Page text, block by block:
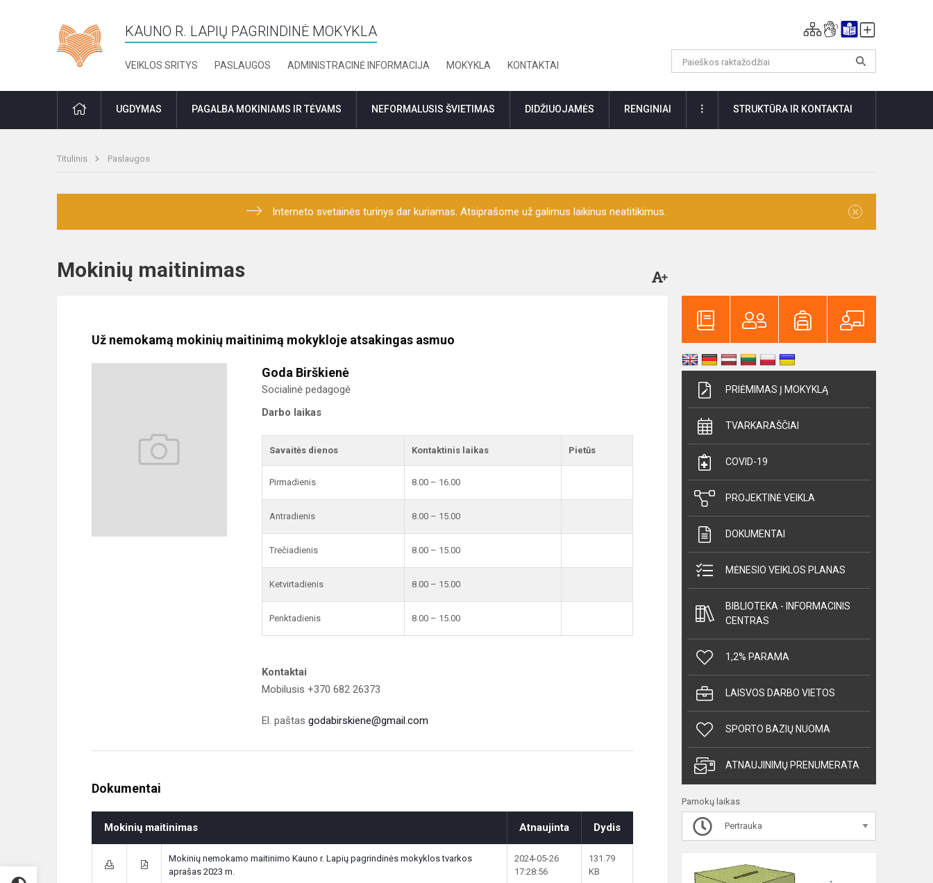
KAUNO R. LAPIŲ PAGRINDINĖ MOKYKLA
VEIKLOS SRITYS PASLAUGOS ADMINISTRACINĖ INFORMACIJA MOKYKLA KONTAKTAI
PRADŽIAUGDYMAS PAGALBA MOKINIAMS IR TĖVAMS NEFORMALUSIS ŠVIETIMAS DIDŽIUOJAMĖS RENGINIAI DAUGIAUSTRUKTŪRA IR KONTAKTAI
Titulinis Paslaugos
Interneto svetainės turinys dar kuriamas. Atsiprašome už galimus laikinus neatitikimus. ×
Mokinių maitinimas
Už nemokamą mokinių maitinimą mokykloje atsakingas asmuo
Goda Birškienė
Socialinė pedagogė
Darbo laikas
Savaitės dienos Kontaktinis laikas Pietūs
Pirmadienis 8.00 – 16.00
Antradienis 8.00 – 15.00
Trečiadienis 8.00 – 15.00
Ketvirtadienis 8.00 – 15.00
Penktadienis 8.00 – 15.00
Kontaktai
Mobilusis +370 682 26373
El. paštas godabirskiene@gmail.com
Dokumentai
Mokinių maitinimas Atnaujinta Dydis
Mokinių nemokamo maitinimo Kauno r. Lapių pagrindinės mokyklos tvarkos
aprašas 2023 m.
2024-05-26
17:28:56
131.79
KB
PRIĖMIMAS Į MOKYKLĄ
TVARKARAŠČIAI
COVID-19
PROJEKTINĖ VEIKLA
DOKUMENTAI
MĖNESIO VEIKLOS PLANAS
BIBLIOTEKA - INFORMACINIS
CENTRAS
1,2% PARAMA
LAISVOS DARBO VIETOS
SPORTO BAZIŲ NUOMA
ATNAUJINIMŲ PRENUMERATA
Pamokų laikas
Pertrauka